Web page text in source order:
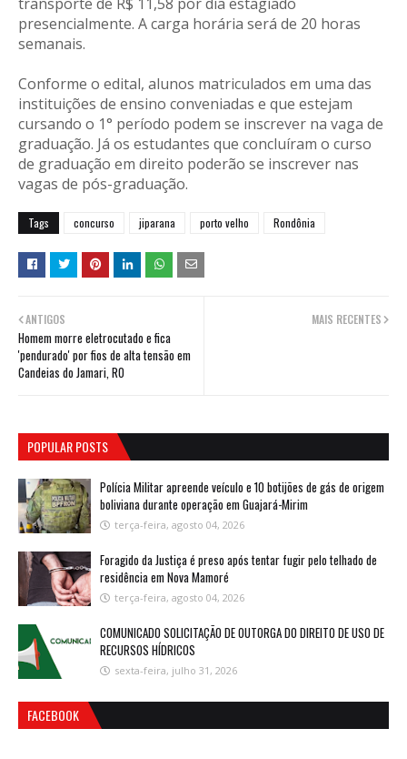
presencialmente. A carga horária será de 20 horas
semanais.
Conforme o edital, alunos matriculados em uma das
instituições de ensino conveniadas e que estejam
cursando o 1° período podem se inscrever na vaga de
graduação. Já os estudantes que concluíram o curso
de graduação em direito poderão se inscrever nas
vagas de pós-graduação.
Tags concurso jiparana porto velho Rondônia
MAIS RECENTES
ANTIGOS
Homem morre eletrocutado e fica
'pendurado' por fios de alta tensão em
Candeias do Jamari, RO
POPULAR POSTS
Polícia Militar apreende veículo e 10 botijões de gás de origem
boliviana durante operação em Guajará-Mirim
terça-feira, agosto 04, 2026
Foragido da Justiça é preso após tentar fugir pelo telhado de
residência em Nova Mamoré
terça-feira, agosto 04, 2026
COMUNICADO SOLICITAÇÃO DE OUTORGA DO DIREITO DE USO DE
RECURSOS HÍDRICOS
sexta-feira, julho 31, 2026
FACEBOOK